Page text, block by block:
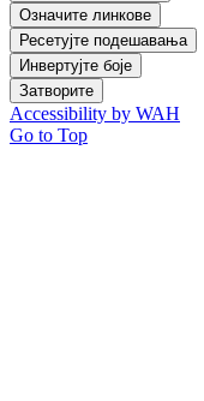
Означите линкове
Ресетујте подешавања
Инвертујте боје
Затворите
Accessibility by WAH
Go to Top